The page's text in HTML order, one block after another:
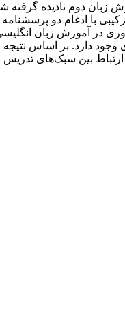
زبان دوم نادیده
با ادغام دو
در آموزش زبان
دارد. بر اساس
ارتباط بین سبک‌های